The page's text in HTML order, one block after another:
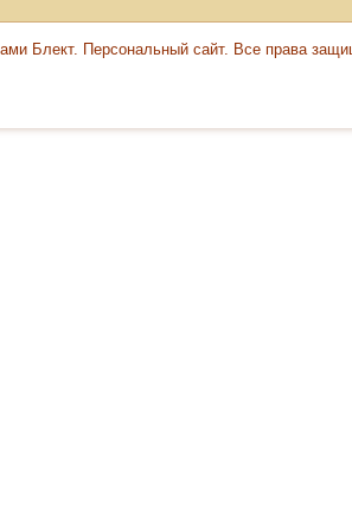
Блект. Персональный сайт. Все права